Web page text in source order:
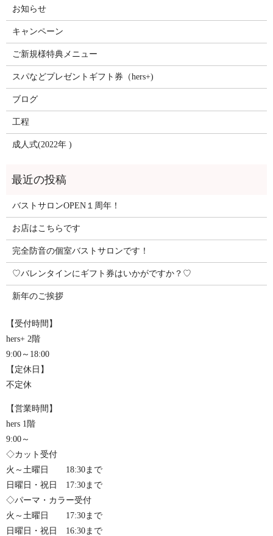
お知らせ
キャンペーン
ご新規様特典メニュー
スパなどプレゼントギフト券（hers+)
ブログ
工程
成人式(2022年 )
バストサロンOPEN１周年！
お店はこちらです
完全防音の個室バストサロンです！
♡バレンタインにギフト券はいかがですか？♡
新年のご挨拶
【受付時間】
hers+ 2階
9:00～18:00
【定休日】
不定休
【営業時間】
hers 1階
9:00～
◇カット受付
火～土曜日 18:30まで
日曜日・祝日 17:30まで
◇パーマ・カラー受付
火～土曜日 17:30まで
日曜日・祝日 16:30まで